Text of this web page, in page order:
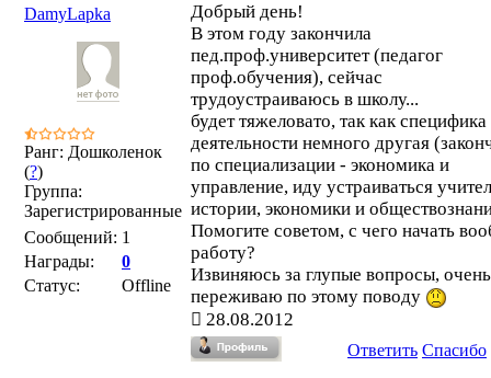
DamyLapka
Ранг: Дошколенок
(?)
Группа:
Зарегистрированные
Сообщений: 1
Награды:
0
Статус:
Offline
Добрый день!
В этом году закончила
пед.проф.университет (педагог
проф.обучения), сейчас
трудоустраиваюсь в школу...
будет тяжеловато, так как специфика
деятельности немного другая
по специализации - экономика и
управление, иду устраиваться
истории, экономики и
Помогите советом, с чего начать
работу?
Извиняюсь за глупые вопросы, очень
переживаю по этому поводу
28.08.2012
Ответить Спасибо